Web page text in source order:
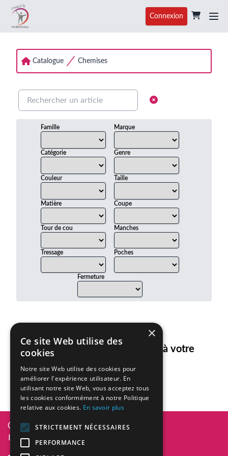
Connexion
Catalogue Chemises
Famille Marque
Catégorie Genre
Couleur Taille
Matière Coupe
Tour de cou Manches
Tressage Poches
Fermeture
Aucun article ne correspond à votre
Diversity In Design 2026
BE0836.101.101
×
Ce site Web utilise des
cookies
Notre site Web utilise des cookies pour
améliorer l'expérience utilisateur. En
utilisant notre site Web, vous acceptez tous
les cookies conformément à notre Politique
relative aux cookies. En savoir plus
STRICTEMENT NÉCESSAIRES
PERFORMANCE